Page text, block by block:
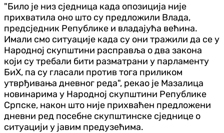
"Било је низ сједница када опозиција није
прихватила оно што су предложили Влада,
предсједник Републике и владајућа већина.
Имали смо ситуације када су они тражили да се у
Народној скупштини расправља о два закона
који су требали бити разматрани у парламенту
БиХ, па су гласали против тога приликом
утврђивања дневног реда", рекао је Мазалица
новинарима у Народној скупштини Републике
Српске, након што није прихваћен предложени
дневни ред посебне скупштинске сједнице о
ситуацији у јавим предузећима.